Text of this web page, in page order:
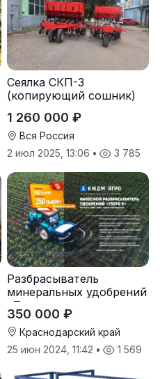
Сеялка СКП-3
(копирующий сошник)
1 260 000 ₽
Вся Россия
2 июл 2025, 13:06 • 3 785
Разбрасыватель
минеральных удобрений
«Тверк»
350 000 ₽
Краснодарский край
25 июн 2024, 11:42 • 1 569